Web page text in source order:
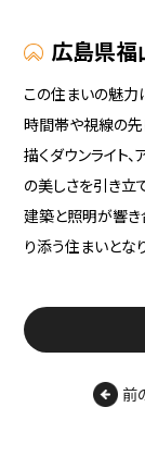
広島県福
この住まいの魅力
時間帯や視線の先
描くダウンライト
の美しさを引き立
建築と照明が響き
り添う住まいとな
前